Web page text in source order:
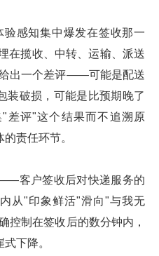
感知集中爆发在签收那一
在揽收、中转、运输、派送
出一个差评——可能是配送
装破损，可能是比预期晚了
评"这个结果而不追溯原
责任环节。
客户签收后对快递服务的
从"印象鲜活"滑向"与我无
控制在签收后的数分钟内，
下降。